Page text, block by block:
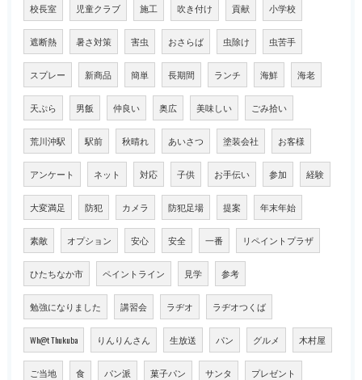
校長室 児童クラブ 施工 吹き付け 貢献 小学校
遮断熱 暑さ対策 害虫 おさらば 虫除け 虫苦手
スプレー 新商品 簡単 長期間 ランチ 海鮮 海老
天ぷら 男飯 仲良い 奥広 美味しい ごみ拾い
荒川沖駅 駅前 秋晴れ あいさつ 塗装会社 お客様
アンケート ネット 対応 子供 お手伝い 参加 経験
大変満足 防犯 カメラ 防犯足場 提案 年末年始
素敵 オプション 安心 安全 一番 リペイントプラザ
ひたちなか市 ペイントライン 見学 参考
勉強になりました 講習会 ラヂオ ラヂオつくば
Wh@t Thukuba りんりんさん 生放送 パン グルメ 木村屋
ご当地 食 パン派 菓子パン サンタ プレゼント